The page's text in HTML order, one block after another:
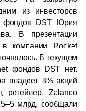
из инвесторов
фондов DST Юрия
В презентации
в компании Rocket
В текущем
фондов DST нет.
владеет 8% акций
ретейлер. Zalando
млрд, сообщали